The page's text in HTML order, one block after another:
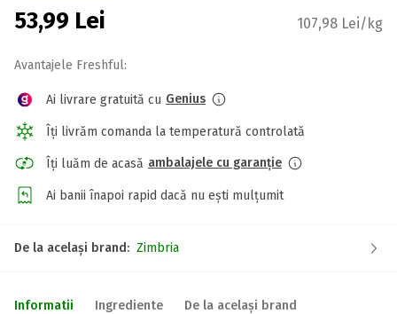
53,99 Lei 107,98 Lei/kg
Avantajele Freshful:
Ai livrare gratuită cu Genius
Îți livrăm comanda la temperatură controlată
Îți luăm de acasă ambalajele cu garanție
Ai banii înapoi rapid dacă nu ești mulțumit
De la același brand: Zimbria
Informatii Ingrediente De la același brand